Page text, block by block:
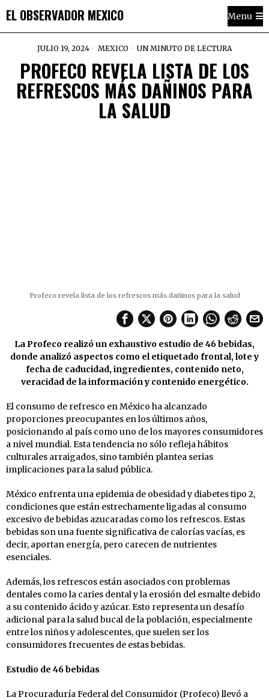
EL OBSERVADOR MEXICO Menu
JULIO 19, 2024 MEXICO UN MINUTO DE LECTURA
PROFECO REVELA LISTA DE LOS
REFRESCOS MÁS DAÑINOS PARA
LA SALUD
Profeco revela lista de los refrescos más dañinos para la salud
La Profeco realizó un exhaustivo estudio de 46 bebidas,
donde analizó aspectos como el etiquetado frontal, lote y
fecha de caducidad, ingredientes, contenido neto,
veracidad de la información y contenido energético.
El consumo de refresco en México ha alcanzado
proporciones preocupantes en los últimos años,
posicionando al país como uno de los mayores consumidores
a nivel mundial. Esta tendencia no sólo refleja hábitos
culturales arraigados, sino también plantea serias
implicaciones para la salud pública.
México enfrenta una epidemia de obesidad y diabetes tipo 2,
condiciones que están estrechamente ligadas al consumo
excesivo de bebidas azucaradas como los refrescos. Estas
bebidas son una fuente significativa de calorías vacías, es
decir, aportan energía, pero carecen de nutrientes
esenciales.
Además, los refrescos están asociados con problemas
dentales como la caries dental y la erosión del esmalte debido
a su contenido ácido y azúcar. Esto representa un desafío
adicional para la salud bucal de la población, especialmente
entre los niños y adolescentes, que suelen ser los
consumidores frecuentes de estas bebidas.
Estudio de 46 bebidas
La Procuraduría Federal del Consumidor (Profeco) llevó a